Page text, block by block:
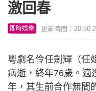
激回春
即時娛樂 更新時間：20:50
粵劇名伶任劍輝（任
病逝，終年76歲。適
年，其生前合作無間